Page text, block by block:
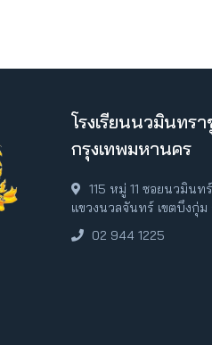
โรงเรียนนวมินทร
กรุงเทพมหานคร
115 หมู่ 11 ซอยนวมิน
แขวงนวลจันทร์ เขตบึงกุ่
02 944 1225